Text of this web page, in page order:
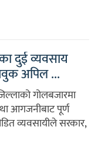
दुई व्यवसाय
अपिल ...
गोलबजारमा
आगजनीबाट पूर्ण
व्यवसायीले सरकार,